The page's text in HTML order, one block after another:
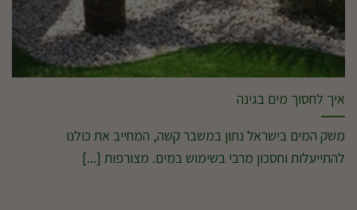
איך לחסוך מים בגינה
משק המים בישראל נתון במשבר קשה, המחייב את כולנו
להתייעלות וחסכון מרבי בשימוש במים. מצורפות [...]